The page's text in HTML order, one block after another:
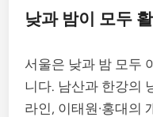
낮과 밤이 모두
서울은 낮과 밤 모두
니다. 남산과 한강의
라인, 이태원·홍대의